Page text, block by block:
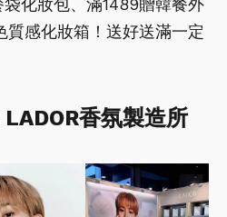
化妝包、滿1489贈韓餐外
感化妝箱！送好送滿一定
香氛製造所